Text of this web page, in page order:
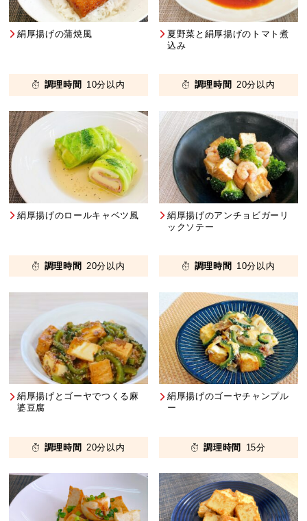
絹厚揚げの蒲焼風
調理時間 10分以内
夏野菜と絹厚揚げのトマト煮
込み
調理時間 20分以内
絹厚揚げのロールキャベツ風
調理時間 20分以内
絹厚揚げのアンチョビガーリ
ックソテー
調理時間 10分以内
絹厚揚げとゴーヤでつくる麻
婆豆腐
調理時間 20分以内
絹厚揚げのゴーヤチャンプル
ー
調理時間 15分